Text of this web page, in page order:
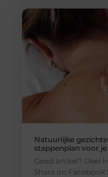
Natuurlijke
stappenplan voor
Goed artikel? Deel
Share on Facebook